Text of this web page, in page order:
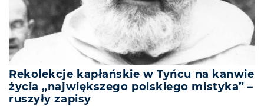
Rekolekcje kapłańskie w Tyńcu na kanwie
życia „największego polskiego mistyka” –
ruszyły zapisy